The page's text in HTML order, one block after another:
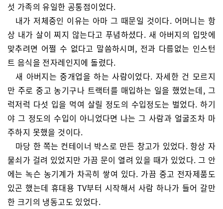
섯 가족의 유일한 공통점이었다.
내가 저체중인 이유는 아마 그 때문일 것이다. 어머니는 항
상 내가 살이 찌지 않는다고 푸념하셨다. 새 아버지의 입맛에
맞추려면 어쩔 수 없다고 말씀하시며, 전과 다름없는 인스턴
트 음식을 전자레인지에 돌렸다.
새 아버지는 중개업을 하는 사람이었다. 자세한 건 모르지
만 주로 중고 농기구나 트랙터를 매입하는 일을 했었는데, 그
럭저럭 다섯 입을 먹여 살릴 정도의 수입정도는 벌었다. 하기
야 그 정도의 수입이 아니었다면 나는 그 사람과 얼굴조차 마
주하지 못했을 것이다.
마당 한 쪽는 컨테이너 박스로 만든 창고가 있었다. 항상 자
물쇠가 걸려 있었지만 가끔 문이 열려 있을 때가 있었다. 그 안
에는 녹슨 농기계가 차곡히 쌓여 있다. 가끔 중고 전자제품도
있곤 했는데 휴대용 TV부터 시작해서 사람 하나가 들어 갈만
한 크기의 냉동고도 있었다.